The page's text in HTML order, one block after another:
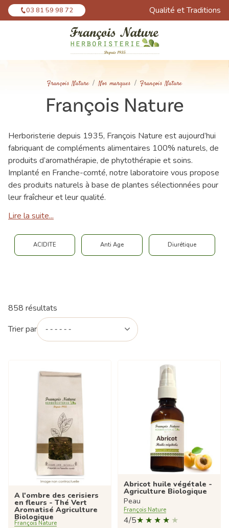
03 81 59 98 72 Qualité et Traditions
François Nature Nos marques François Nature
François Nature
Herboristerie depuis 1935, François Nature est aujourd’hui
fabriquant de compléments alimentaires 100% naturels, de
produits d’aromathérapie, de phytothérapie et soins.
Implanté en Franche-comté, notre laboratoire vous propose
des produits naturels à base de plantes sélectionnées pour
leur fraîcheur et leur qualité.
Lire la suite...
ACIDITE Anti Age Diurétique
858 résultats
Trier par
A l'ombre des cerisiers
en fleurs - Thé Vert
Aromatisé Agriculture
Biologique
François Nature
Abricot huile végétale -
Agriculture Biologique
Peau
François Nature
4/5
Panneau de gestion des cookies